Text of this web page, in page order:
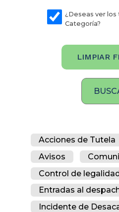
¿Deseas ver
Categoría?
LIMPIAR
Acciones de Tutela
Avisos
Control de
Entradas al
Incidente de